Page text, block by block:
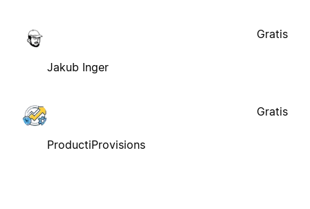
Jakub Inger
Gratis
ProductiProvisions
Gratis